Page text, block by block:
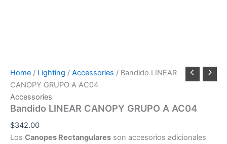
Home / Lighting / Accessories / Bandido LINEAR
CANOPY GRUPO A AC04
Accessories
Bandido LINEAR CANOPY GRUPO A AC04
$342.00
Los Canopes Rectangulares son accesorios adicionales